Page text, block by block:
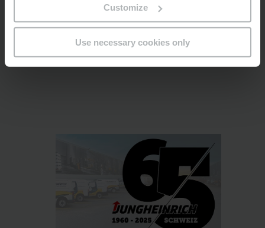
Customize
Use necessary cookies only
Handelsregister und damit
Bekanntmachung erfolgte
29. Juli 1960.